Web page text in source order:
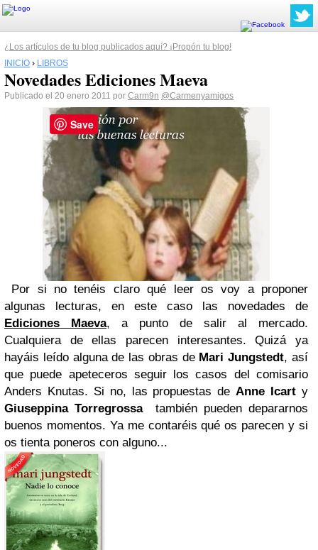
¿Los artículos de tu blog publicados aquí? ¡Propón tu blog!
INICIO › LIBROS
Novedades Ediciones Maeva
Publicado el 20 enero 2011 por Carm9n @Carmenyamigos
Por si no tenéis claro qué leer os voy a proponer
algunas lecturas, en este caso las novedades de
Ediciones Maeva, a punto de salir al mercado.
Cualquiera de ellas parecen interesantes. Quizá ya
hayáis leído alguna de las obras de Mari Jungstedt, así
que puede apeteceros seguir los casos del comisario
Anders Knutas. Si no, las propuestas deAnne Icarty
Giuseppina Torregrossatambién pueden depararnos
buenos momentos. Ya me contaréis qué os parecen y si
os tienta poneros con alguno...
Save